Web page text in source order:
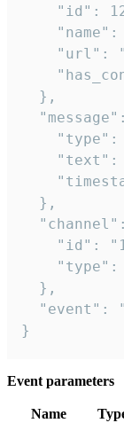
"id":
"name":
"url":
  },
"type":
"text":
  },
"id":
"type":
  },
"event":
}
Event parameters
Name